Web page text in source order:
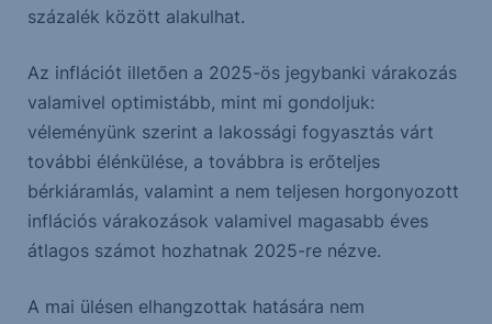
százalék között alakulhat.
Az inflációt illetően a 2025-ös jegybanki várakozás
valamivel optimistább, mint mi gondoljuk:
véleményünk szerint a lakossági fogyasztás várt
további élénkülése, a továbbra is erőteljes
bérkiáramlás, valamint a nem teljesen horgonyozott
inflációs várakozások valamivel magasabb éves
átlagos számot hozhatnak 2025-re nézve.
A mai ülésen elhangzottak hatására nem